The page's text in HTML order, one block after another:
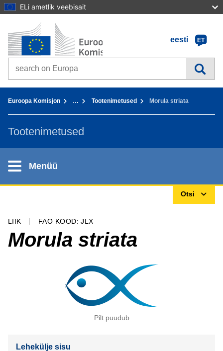
ELi ametlik veebisait
Sisusse
Avaleht - Euroopa Komisjon
eesti
ET
Search on Europa websites
Euroopa Komisjon … Tootenimetused Morula striata
Tootenimetused
Menüü
Otsi
LIIK FAO KOOD: JLX
Morula striata
Pilt puudub
Lehekülje sisu